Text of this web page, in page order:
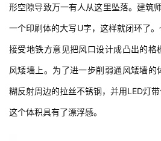
成收分。由于有个斜角，地铁方担心和
形空隙导致万一有人从这里坠落。建筑
一个印刷体的大写U字，这样就闭环了
接受地铁方意见把风口设计成凸出的
风矮墙上。为了进一步削弱通风矮墙的
糊反射周边的拉丝不锈钢，并用LED灯带